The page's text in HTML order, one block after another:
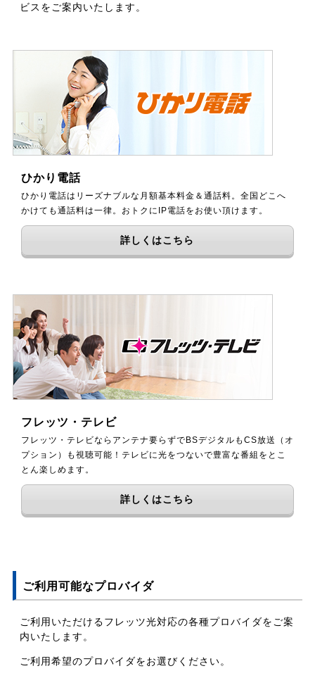
ビスをご案内いたします。
ひかり電話
ひかり電話はリーズナブルな月額基本料金＆通話料。全国どこへ
かけても通話料は一律。おトクにIP電話をお使い頂けます。
詳しくはこちら
フレッツ・テレビ
フレッツ・テレビならアンテナ要らずでBSデジタルもCS放送（オ
プション）も視聴可能！テレビに光をつないで豊富な番組をとこ
とん楽しめます。
詳しくはこちら
ご利用可能なプロバイダ
ご利用いただけるフレッツ光対応の各種プロバイダをご案
内いたします。
ご利用希望のプロバイダをお選びください。